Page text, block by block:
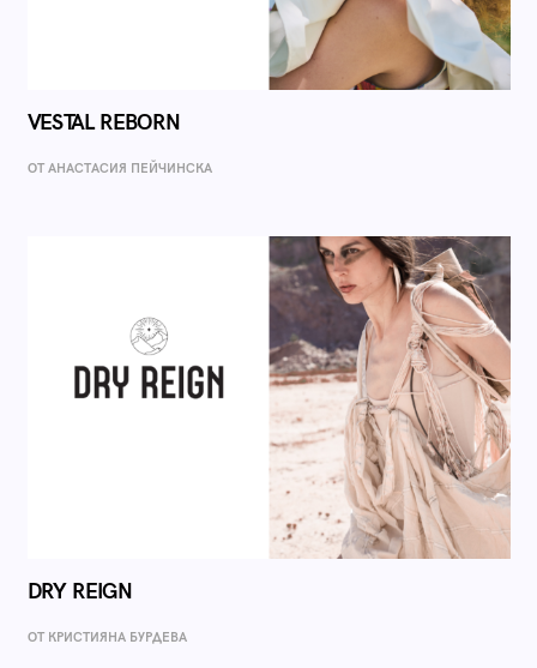
VESTAL REBORN
ОТ AНАСТАСИЯ ПЕЙЧИНСКА
DRY REIGN
ОТ КРИСТИЯНА БУРДЕВА